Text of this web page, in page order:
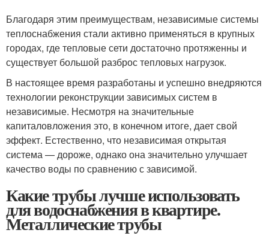
Благодаря этим преимуществам, независимые системы
теплоснабжения стали активно применяться в крупных
городах, где тепловые сети достаточно протяженны и
существует большой разброс тепловых нагрузок.
В настоящее время разработаны и успешно внедряются
технологии реконструкции зависимых систем в
независимые. Несмотря на значительные
капиталовложения это, в конечном итоге, дает свой
эффект. Естественно, что независимая открытая
система — дороже, однако она значительно улучшает
качество воды по сравнению с зависимой.
Какие трубы лучше использовать
для водоснабжения в квартире.
Металлические трубы